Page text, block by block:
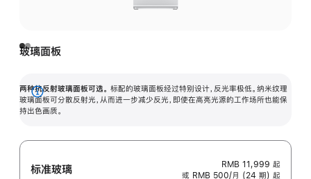
玻璃面板
两种抗反射玻璃面板可选。 标配的玻璃面板经过特别设计，反光率极低。纳米纹理
玻璃面板可分散反射光，从而进一步减少反光，即使在高亮光源的工作场所也能保
持出色画质。
展
开
标准玻璃 RMB 11,999 起
或 RMB 500/月 (24 期) 起